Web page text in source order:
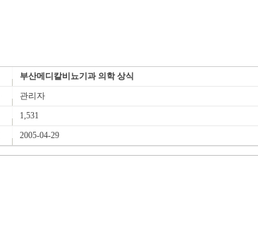
부산메디칼비뇨기과 의학 상식
관리자
1,531
2005-04-29